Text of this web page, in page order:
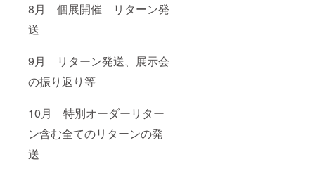
8月 個展開催 リターン発
送
9月 リターン発送、展示会
の振り返り等
10月 特別オーダーリター
ン含む全てのリターンの発
送